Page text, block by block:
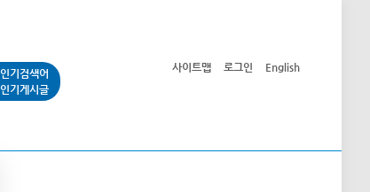
인기검색어
인기게시글
사이트맵 로그인 English